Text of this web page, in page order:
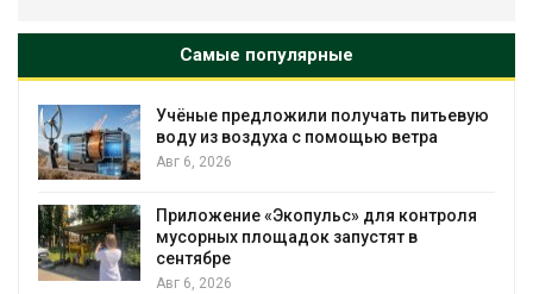
Самые популярные
Учёные предложили получать питьевую
воду из воздуха с помощью ветра
Авг 6, 2026
Приложение «Экопульс» для контроля
мусорных площадок запустят в
сентябре
Авг 6, 2026